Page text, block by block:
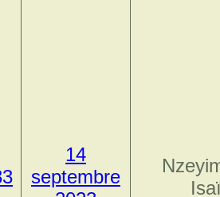
14
septembre